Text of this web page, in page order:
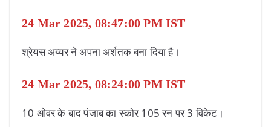
24 Mar 2025, 08:47:00 PM IST
श्रेयस अय्यर ने अपना अर्शतक बना दिया है।
24 Mar 2025, 08:24:00 PM IST
10 ओवर के बाद पंजाब का स्कोर 105 रन पर 3 विकेट।